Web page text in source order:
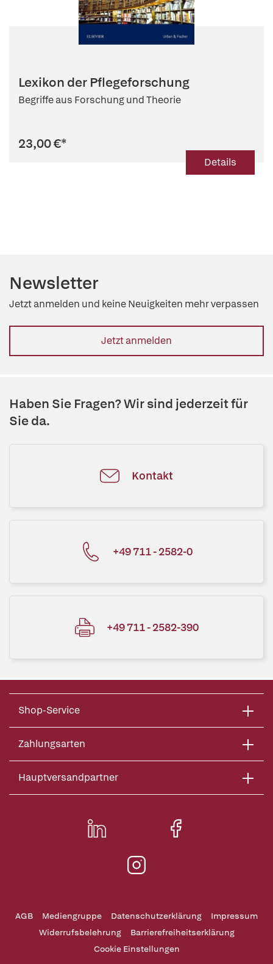
Lexikon der Pflegeforschung
Begriffe aus Forschung und Theorie
23,00 €*
Details
Newsletter
Jetzt anmelden und keine Neuigkeiten mehr verpassen
Jetzt anmelden
Haben Sie Fragen? Wir sind jederzeit für
Sie da.
Kontakt
+49 711 - 2582-0
+49 711 - 2582-390
Shop-Service
Zahlungsarten
Hauptversandpartner
AGB Mediengruppe Datenschutzerklärung
Impressum
Widerrufsbelehrung
Barrierefreiheitserklärung
Cookie Einstellungen